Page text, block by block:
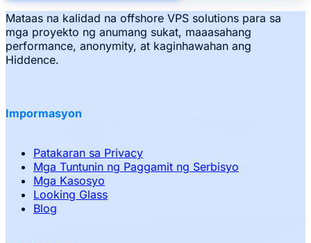
Mataas na kalidad na offshore VPS solutions para sa
mga proyekto ng anumang sukat, maaasahang
performance, anonymity, at kaginhawahan ang
Hiddence.
Impormasyon
Patakaran sa Privacy
Mga Tuntunin ng Paggamit ng Serbisyo
Mga Kasosyo
Looking Glass
Blog